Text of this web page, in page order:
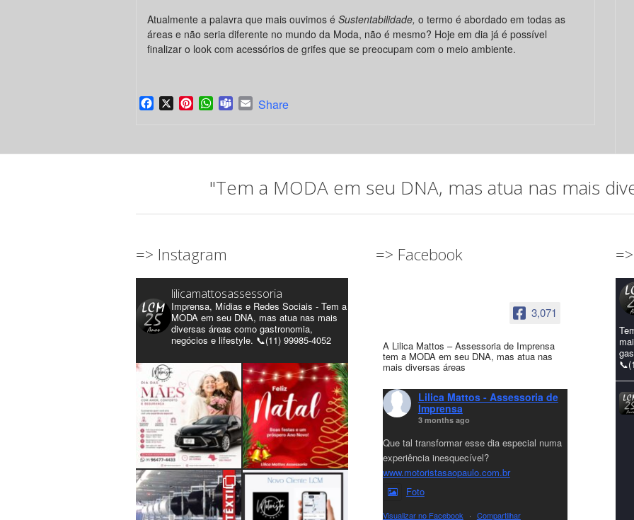
Atualmente a palavra que mais ouvimos é Sustentabilidade, o termo é abordado em todas as
áreas e não seria diferente no mundo da Moda, não é mesmo? Hoje em dia já é possível
finalizar o look com acessórios de grifes que se preocupam com o meio ambiente.
Facebook
X PinterestWhatsApp
TeamsEmail
Share
"Tem a MODA em seu DNA, mas atua nas mais
=> Instagram
lilicamattosassessoria
Imprensa, Mídias e Redes Sociais - Tem a
MODA em seu DNA, mas atua nas mais
diversas áreas como gastronomia,
negócios e lifestyle. 📞(11) 99985-4052
=> Facebook
3,071
A Lilica Mattos – Assessoria de Imprensa
tem a MODA em seu DNA, mas atua nas
mais diversas áreas
Lilica Mattos - Assessoria de
Imprensa
3 months ago
Que tal transformar esse dia especial numa
experiência inesquecível?
www.motoristasaopaulo.com.br
Foto
Visualizar no Facebook · Compartilhar